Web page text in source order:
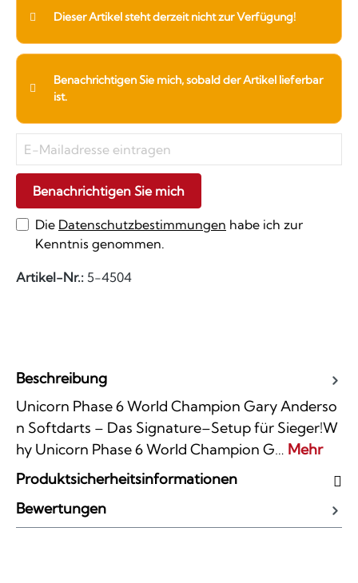
Dieser Artikel steht derzeit nicht zur Verfügung!
Benachrichtigen Sie mich, sobald der Artikel lieferbar
ist.
Benachrichtigen Sie mich
Die Datenschutzbestimmungen habe ich zur
Kenntnis genommen.
Artikel-Nr.: 5-4504
Beschreibung
Unicorn Phase 6 World Champion Gary Anderso
n Softdarts – Das Signature–Setup für Sieger!W
hy Unicorn Phase 6 World Champion G… Mehr
Produktsicherheitsinformationen
Bewertungen